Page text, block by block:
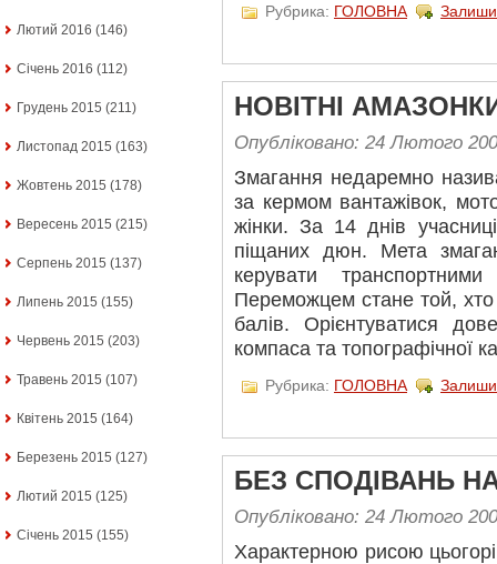
Лютий 2016 (146)
Січень 2016 (112)
Грудень 2015 (211)
Листопад 2015 (163)
Жовтень 2015 (178)
Вересень 2015 (215)
Серпень 2015 (137)
Липень 2015 (155)
Червень 2015 (203)
Травень 2015 (107)
Квітень 2015 (164)
Березень 2015 (127)
Лютий 2015 (125)
Січень 2015 (155)
Рубрика: ГОЛОВНА
НОВІТНІ
Опубліковано: 24 Лютого
Змагання недаремно
за кермом вантажівок,
жінки. За 14 днів
піщаних дюн. Мета
керувати
Переможцем стане той,
балів. Орієнтуватися
компаса та топографічної
Рубрика: ГОЛОВНА
БЕЗ СПОДІВАНЬ
Опубліковано: 24 Лютого
Характерною рисою